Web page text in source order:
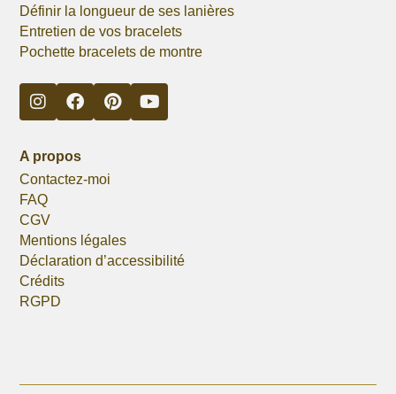
Définir la longueur de ses lanières
Entretien de vos bracelets
Pochette bracelets de montre
A propos
Contactez-moi
FAQ
CGV
Mentions légales
Déclaration d’accessibilité
Crédits
RGPD